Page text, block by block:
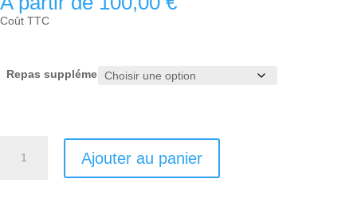
Coût TTC
Repas supplémentaire
Ajouter au panier